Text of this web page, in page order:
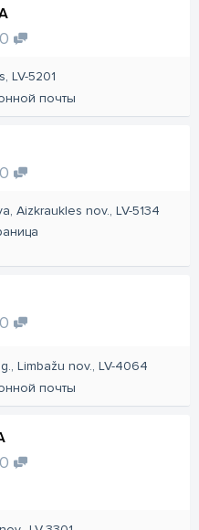
0
LV-5201
почты
0
Aizkraukles nov., LV-5134
0
Limbažu nov., LV-4064
почты
0